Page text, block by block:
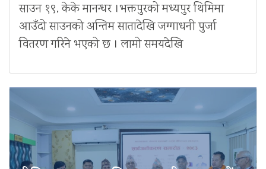
साउन १९, केके मानन्धर ।भक्तपुरको मध्यपुर थिमिमा
आउँदो साउनको अन्तिम सातादेखि जग्गाधनी पुर्जा
वितरण गरिने भएको छ । लामो समयदेखि